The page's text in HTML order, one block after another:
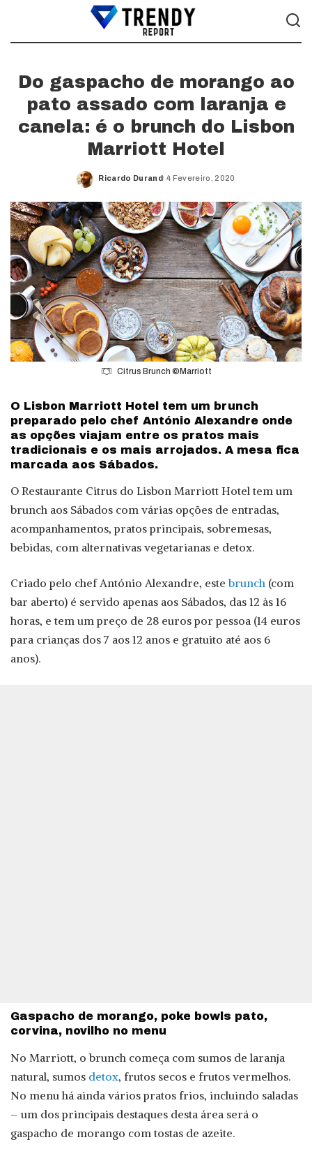
Do gaspacho de morango ao
pato assado com laranja e
canela: é o brunch do Lisbon
Marriott Hotel
Posted
Ricardo Durand 4 Fevereiro, 2020
Citrus Brunch ©Marriott
O Lisbon Marriott Hotel tem um brunch
preparado pelo chef António Alexandre onde
as opções viajam entre os pratos mais
tradicionais e os mais arrojados. A mesa fica
marcada aos Sábados.
O Restaurante Citrus do Lisbon Marriott Hotel tem um
brunch aos Sábados com várias opções de entradas,
acompanhamentos, pratos principais, sobremesas,
bebidas, com alternativas vegetarianas e detox.
Criado pelo chef António Alexandre, estebrunch (com
bar aberto) é servido apenas aos Sábados, das 12 às 16
horas, e tem um preço de 28 euros por pessoa (14 euros
para crianças dos 7 aos 12 anos e gratuito até aos 6
anos).
Gaspacho de morango, poke bowls pato,
corvina, novilho no menu
No Marriott, o brunch começa com sumos de laranja
natural, sumos detox, frutos secos e frutos vermelhos.
No menu há ainda vários pratos frios, incluindo saladas
– um dos principais destaques desta área será o
gaspacho de morango com tostas de azeite.